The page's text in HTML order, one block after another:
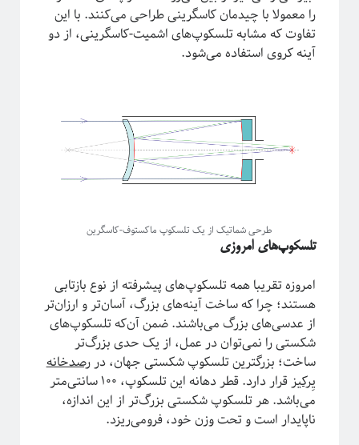
را معمولا با چیدمان کاسگرینی طراحی می‌کنند. با این
تفاوت که مشابه تلسکوپ‌های اشمیت-کاسگرینی، از دو
آینه کروی استفاده می‌شود.
طرحی شماتیک از یک تلسکوپ ماکستوف-کاسگرین
تلسکوپ‌های امروزی
امروزه تقریبا همه تلسکوپ‌های پیشرفته از نوع بازتابی
هستند؛ چرا که ساخت آینه‌های بزرگ، آسان‌تر و ارزان‌تر
از عدسی‌های بزرگ می‌باشند. ضمن آن‌که تلسکوپ‌های
شکستی را نمی‌توان در عمل، از یک حدی بزرگ‌تر
ساخت؛ بزرگترین تلسکوپ شکستی جهان، دررصد‌خانه
یِرکیز
قرار دارد. قطر دهانه این تلسکوپ، ۱۰۰ سانتی‌متر
می‌باشد. هر تلسکوپ شکستی بزرگ‌تر از این اندازه،
ناپایدار است و تحت وزن خود، فرو‌می‌ریزد.